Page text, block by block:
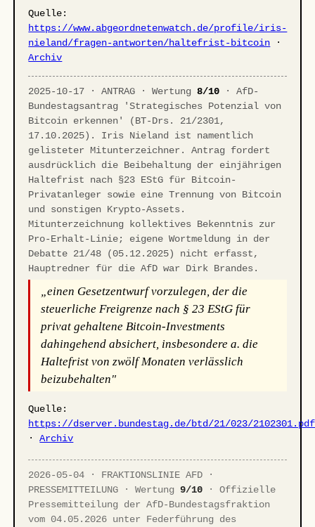
Quelle:
https://www.abgeordnetenwatch.de/profile/iris-
nieland/fragen-antworten/haltefrist-bitcoin ·
Archiv
2025-10-17 · ANTRAG · Wertung8/10 · AfD-
Bundestagsantrag 'Strategisches Potenzial von
Bitcoin erkennen' (BT-Drs. 21/2301,
17.10.2025). Iris Nieland ist namentlich
gelisteter Mitunterzeichner. Antrag fordert
ausdrücklich die Beibehaltung der einjährigen
Haltefrist nach §23 EStG für Bitcoin-
Privatanleger sowie eine Trennung von Bitcoin
und sonstigen Krypto-Assets.
Mitunterzeichnung kollektives Bekenntnis zur
Pro-Erhalt-Linie; eigene Wortmeldung in der
Debatte 21/48 (05.12.2025) nicht erfasst,
Hauptredner für die AfD war Dirk Brandes.
„einen Gesetzentwurf vorzulegen, der die
steuerliche Freigrenze nach § 23 EStG für
privat gehaltene Bitcoin-Investments
dahingehend absichert, insbesondere a. die
Haltefrist von zwölf Monaten verlässlich
beizubehalten"
Quelle:
https://dserver.bundestag.de/btd/21/023/2102301.pdf
·Archiv
2026-05-04 · FRAKTIONSLINIE AFD ·
PRESSEMITTEILUNG · Wertung9/10 · Offizielle
Pressemitteilung der AfD-Bundestagsfraktion
vom 04.05.2026 unter Federführung des